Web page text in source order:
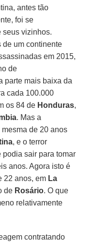
antes tão
foi se
seus vizinhos.
de um continente
em 2015,
de
parte mais baixa da
cada 100.000
os 84 de Honduras,
. Mas a
de 20 anos
, e o terror
podia sair para tomar
anos. Agora isto é
22 anos, em La
de Rosário. O que
relativamente
contratando